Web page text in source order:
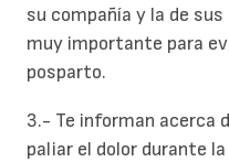
su compañía y la de
muy importante para
posparto.
3.- Te informan acerca
paliar el dolor durante